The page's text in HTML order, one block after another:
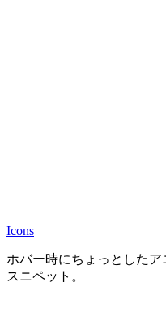
Icons
ホバー時にちょっとした
スニペット。